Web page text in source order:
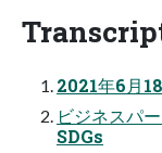
2021年6⽉
ビジネスパ
SDGs